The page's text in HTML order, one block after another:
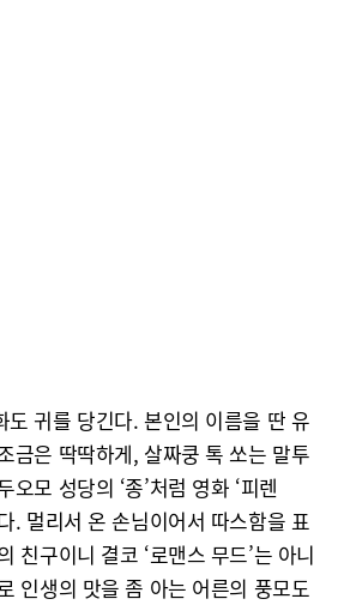
도 귀를 당긴다. 본인의 이름을 딴 유
금은 딱딱하게, 살짜쿵 톡 쏘는 말투
모 성당의 ‘종’처럼 영화 ‘피렌
. 멀리서 온 손님이어서 따스함을 표
친구이니 결코 ‘로맨스 무드’는 아니
인생의 맛을 좀 아는 어른의 풍모도